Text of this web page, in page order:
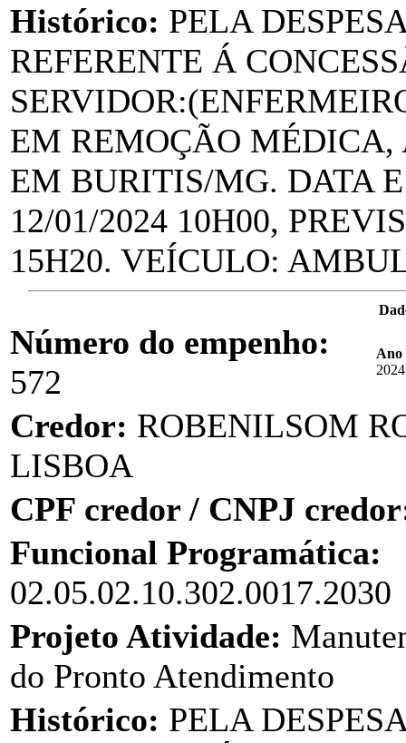
Histórico: PELA
REFERENTE Á
EM REMOÇÃO MÉDICA,
EM BURITIS/MG. DATA
12/01/2024 10H00,
15H20. VEÍCULO:
Número do empenho:
572
Ano
2024
Credor: ROBENILSOM
LISBOA
CPF credor / CNPJ
Funcional Programática:
02.05.02.10.302.0017.2030
Projeto Atividade:
do Pronto Atendimento
Histórico: PELA